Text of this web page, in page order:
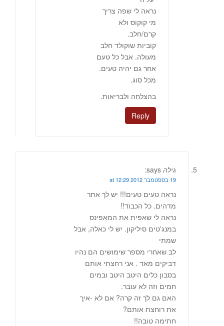
נראה לי שפה צריך
מי קוקוס ולא
קרם/חלב.
קוביות שוקולד חלב
מעולה. אבל כל טעם
אחר גם יהיה טעים.
מכל סוג.
בהצלחה ולבריאות.
Reply
גילה says:
19 בספטמבר 2012 at 12:29
נראה טעים טעים!!! יש לך אתר
מדהים. כל הכבוד!!
נראה לי שאפית את המאפינס
במנג'טים סיליקון. יש לי כאלה, אבל
שמתי
לב שאחרי מספר שימושים הם נהיו
דביקים מאד . אני רחצתי אותם
בסבון כלים היטב היטב ובמים
חמים וזה לא עובר.
האם גם לך זה קרה? אם לא -איך
את רוחצת אותם?
חתימה טובה!!